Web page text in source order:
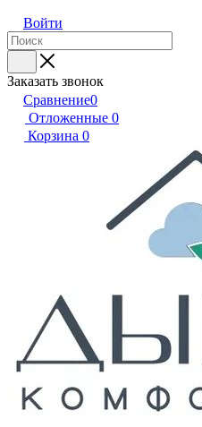
Войти
Заказать звонок
Сравнение0
Отложенные 0
Корзина 0